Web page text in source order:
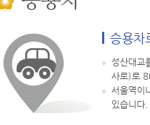
승용차
성산대교
사로)로
서울역이
있습니다.